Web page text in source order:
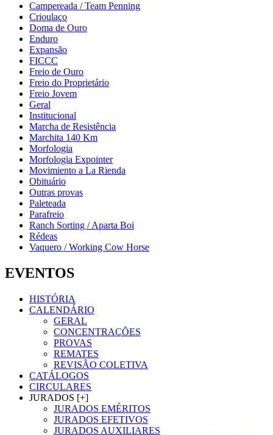
Campereada / Team Penning
Crioulaço
Doma de Ouro
Enduro
Expansão
FICCC
Freio de Ouro
Freio do Proprietário
Freio Jovem
Geral
Institucional
Marcha de Resistência
Marchita 140 Km
Morfologia
Morfologia Expointer
Movimiento a La Rienda
Obituário
Outras provas
Paleteada
Parafreio
Ranch Sorting / Aparta Boi
Rédeas
Vaquero / Working Cow Horse
EVENTOS
HISTÓRIA
CALENDÁRIO
GERAL
CONCENTRAÇÕES
PROVAS
REMATES
REVISÃO COLETIVA
CATÁLOGOS
CIRCULARES
JURADOS [+]
JURADOS EMÉRITOS
JURADOS EFETIVOS
JURADOS AUXILIARES